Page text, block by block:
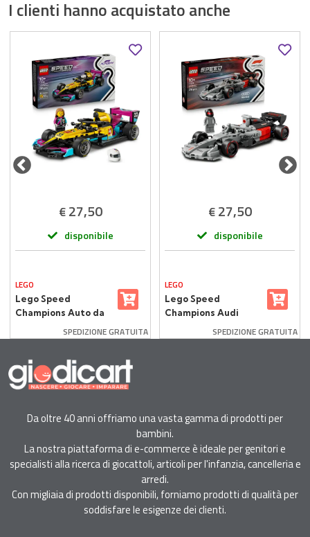
I clienti hanno acquistato anche
€ 27,50
disponibile
LEGO
Lego Speed
Champions Auto da
77258 201 Pezzi
SPEDIZIONE GRATUITA
€ 27,50
disponibile
LEGO
Lego Speed
Champions Audi
77259
SPEDIZIONE GRATUITA
Da oltre 40 anni offriamo una vasta gamma di prodotti per
bambini.
La nostra piattaforma di e-commerce è ideale per genitori e
specialisti alla ricerca di giocattoli, articoli per l'infanzia, cancelleria e
arredi.
Con migliaia di prodotti disponibili, forniamo prodotti di qualità per
soddisfare le esigenze dei clienti.